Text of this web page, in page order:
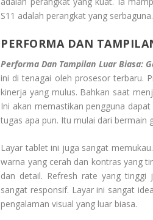
S11 adalah perangkat yang serbaguna.
PERFORMA DAN
Performa Dan Tampilan Luar Biasa:
ini di tenagai oleh prosesor terbaru.
kinerja yang mulus. Bahkan saat
Ini akan memastikan pengguna
tugas apa pun. Itu mulai dari bermain
Layar tablet ini juga sangat
warna yang cerah dan kontras yang
dan detail. Refresh rate yang tinggi
sangat responsif. Layar ini sangat
pengalaman visual yang luar biasa.